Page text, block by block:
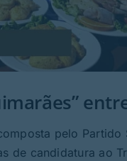
pelo
de candidatura ao